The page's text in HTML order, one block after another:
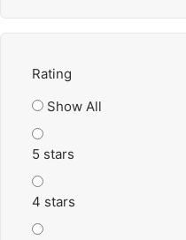
Rating
Show All
5 stars
4 stars